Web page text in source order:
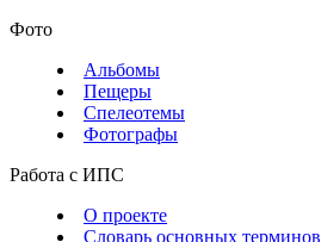
Фото
Альбомы
Пещеры
Спелеотемы
Фотографы
Работа с ИПС
О проекте
Словарь основных терминов